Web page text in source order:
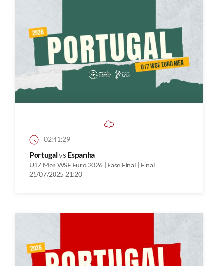
02:41:29
Portugalvs Espanha
U17 Men WSE Euro 2026 | Fase Final | Final
25/07/2025 21:20